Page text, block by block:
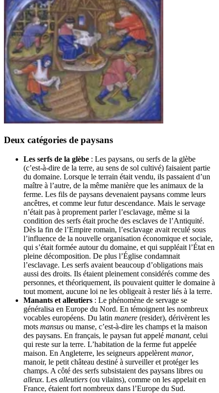
Deux catégories de paysans
Les serfs de la glèbe : Les paysans, ou serfs de la glèbe
(c’est-à-dire de la terre, au sens de sol cultivé) faisaient partie
du domaine. Lorsque le terrain était vendu, ils passaient d’un
maître à l’autre, de la même manière que les animaux de la
ferme. Les fils de paysans devenaient paysans comme leurs
ancêtres, et comme leur futur descendance. Mais le servage
n’était pas à proprement parler l’esclavage, même si la
condition des serfs était proche des esclaves de l’Antiquité.
Dès la fin de l’Empire romain, l’esclavage avait reculé sous
l’influence de la nouvelle organisation économique et sociale,
qui s’était formée autour du domaine, et qui suppléait l’État en
pleine décomposition. De plus l’Église condamnait
l’esclavage. Les serfs avaient beaucoup d’obligations mais
aussi des droits. Ils étaient pleinement considérés comme des
personnes, et théoriquement, ils pouvaient quitter le domaine à
tout moment, aucune loi ne les obligeait à rester liés à la terre.
Manants et alleutiers : Le phénomène de servage se
généralisa en Europe du Nord. En témoignent les nombreux
vocables européens. Du latin manere (resider), dérivèrent les
mots mansus ou manse, c’est-à-dire les champs et la maison
des paysans. En français, le paysan fut appelé manant, celui
qui reste sur la terre. L’habitation de la ferme fut appelée
maison. En Angleterre, les seigneurs appelèrent manor,
manoir, le petit château destiné à surveiller et protéger les
champs. A côté des serfs subsistaient des paysans libres ou
alleux. Les alleutiers (ou vilains), comme on les appelait en
France, étaient fort nombreux dans l’Europe du Sud.